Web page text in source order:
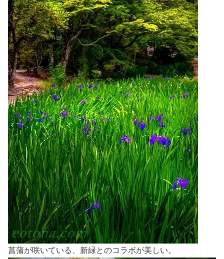
菖蒲が咲いている、新緑とのコラボが美しい。